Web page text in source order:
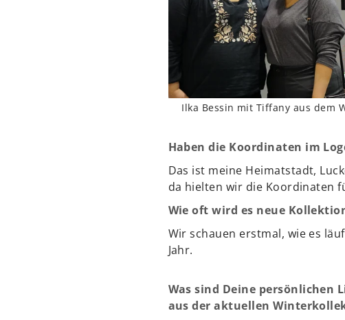
Ilka Bessin mit Tiffany aus dem
Haben die Koordinaten im
Das ist meine Heimatstadt,
da hielten wir die Koordinaten
Wie oft wird es neue
Wir schauen erstmal, wie es
Jahr.
Was sind Deine persönlichen
aus der aktuellen